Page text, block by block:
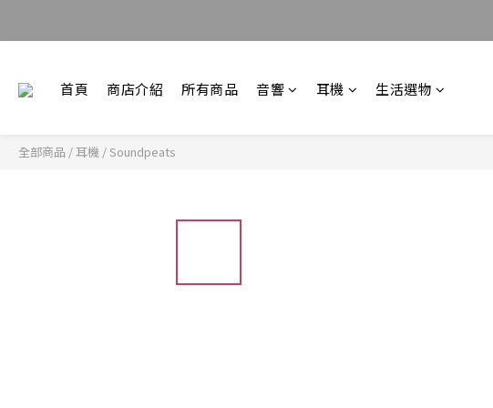
首頁 商店介紹 所有商品 音響 耳機 生活選物
全部商品 /耳機 /Soundpeats